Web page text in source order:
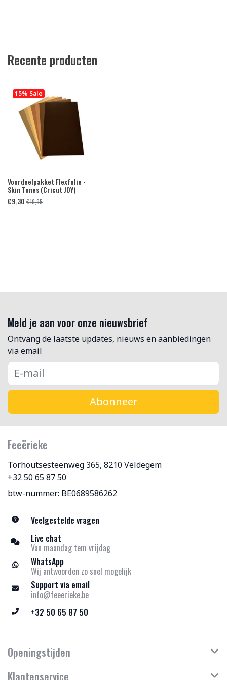
Recente producten
15% Sale
Voordeelpakket Flexfolie -
Skin Tones (Cricut JOY)
€9,30 €10,95
Meld je aan voor onze nieuwsbrief
Ontvang de laatste updates, nieuws en aanbiedingen
via email
Abonneer
Feeërieke
Torhoutsesteenweg 365, 8210 Veldegem
+32 50 65 87 50
btw-nummer: BE0689586262
Veelgestelde vragen
Live chat
Van maandag tem vrijdag
WhatsApp
Wij antwoorden zo snel mogelijk
Support via email
info@feeerieke.be
+32 50 65 87 50
Openingstijden
Klantenservice